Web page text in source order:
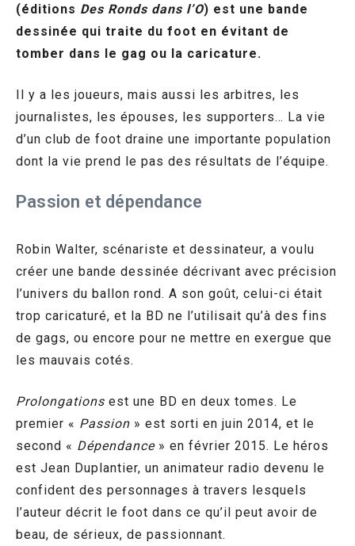
(éditions Des Ronds dans l’O) est une bande
dessinée qui traite du foot en évitant de
tomber dans le gag ou la caricature.
Il y a les joueurs, mais aussi les arbitres, les
journalistes, les épouses, les supporters… La vie
d’un club de foot draine une importante population
dont la vie prend le pas des résultats de l’équipe.
Passion et dépendance
Robin Walter, scénariste et dessinateur, a voulu
créer une bande dessinée décrivant avec précision
l’univers du ballon rond. A son goût, celui-ci était
trop caricaturé, et la BD ne l’utilisait qu’à des fins
de gags, ou encore pour ne mettre en exergue que
les mauvais cotés.
Prolongations est une BD en deux tomes. Le
premier « Passion » est sorti en juin 2014, et le
second « Dépendance» en février 2015. Le héros
est Jean Duplantier, un animateur radio devenu le
confident des personnages à travers lesquels
l’auteur décrit le foot dans ce qu’il peut avoir de
beau, de sérieux, de passionnant.